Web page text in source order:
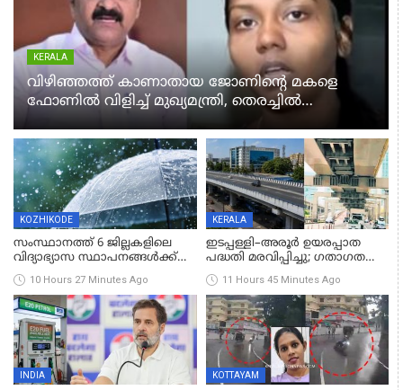
KERALA
വിഴിഞ്ഞത്ത് കാണാതായ ജോണിന്റെ മകളെ
ഫോണിൽ വിളിച്ച് മുഖ്യമന്ത്രി, തെരച്ചിൽ
ഊർജിതമാക്കുമെന്ന് ഉറപ്പ് നൽകി; മന്ത്രി സിപി
ജോൺ അഞ്ചുതെങ്ങിൽ; കടലിൽ
പോകുന്നവരെയും ഉൾപ്പെടുത്തി നാളെ ഊർജിത
തെരച്ചിൽ
KOZHIKODE
സംസ്ഥാനത്ത് 6 ജില്ലകളിലെ
വിദ്യാഭ്യാസ സ്ഥാപനങ്ങൾക്ക്
നാളെ (ശനി) അവധി; രണ്ട്
ജില്ലകളിൽ അവധി
പ്രൊഫഷണൽ കോളേജുകൾ
ഒഴികെ
10 Hours 27 Minutes Ago
KERALA
ഇടപ്പള്ളി–അരൂർ ഉയരപ്പാത
പദ്ധതി മരവിപ്പിച്ചു; ഗതാഗത
കുരുക്കഴിക്കാൻ അങ്കമാലി–
അരൂർ ബൈപാസ് പദ്ധതി
വേഗത്തിലാക്കുമെന്ന് ഗഡ്കരി
11 Hours 45 Minutes Ago
INDIA KOTTAYAM